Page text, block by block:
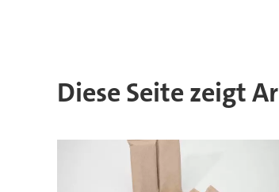
Diese Seite zeigt